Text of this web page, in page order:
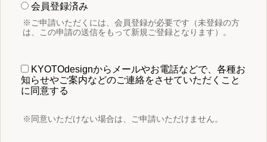
会員登録済み
※ご申請いただくには、会員登録が必要です（未登録の方
は、この申請の送信をもって新規ご登録となります）。
KYOTOdesignからメールやお電話などで、各種お
知らせやご案内などのご連絡をさせていただくこと
に同意する
※同意いただけない場合は、ご申請いただけません。